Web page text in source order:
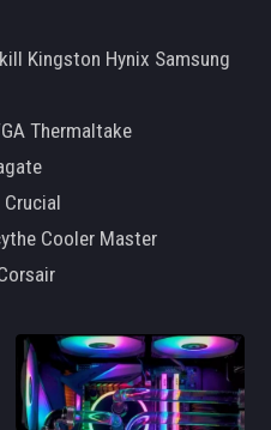
Kingston Hynix Samsung
Thermaltake
Cooler Master